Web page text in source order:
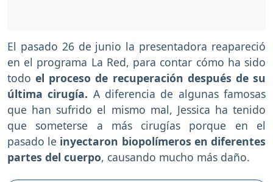
El pasado 26 de junio la presentadora reapareció
en el programa La Red, para contar cómo ha sido
todoel proceso de recuperación después de su
última cirugía. A diferencia de algunas famosas
que han sufrido el mismo mal, Jessica ha tenido
que someterse a más cirugías porque en el
pasado le inyectaron biopolímeros en diferentes
partes del cuerpo, causando mucho más daño.